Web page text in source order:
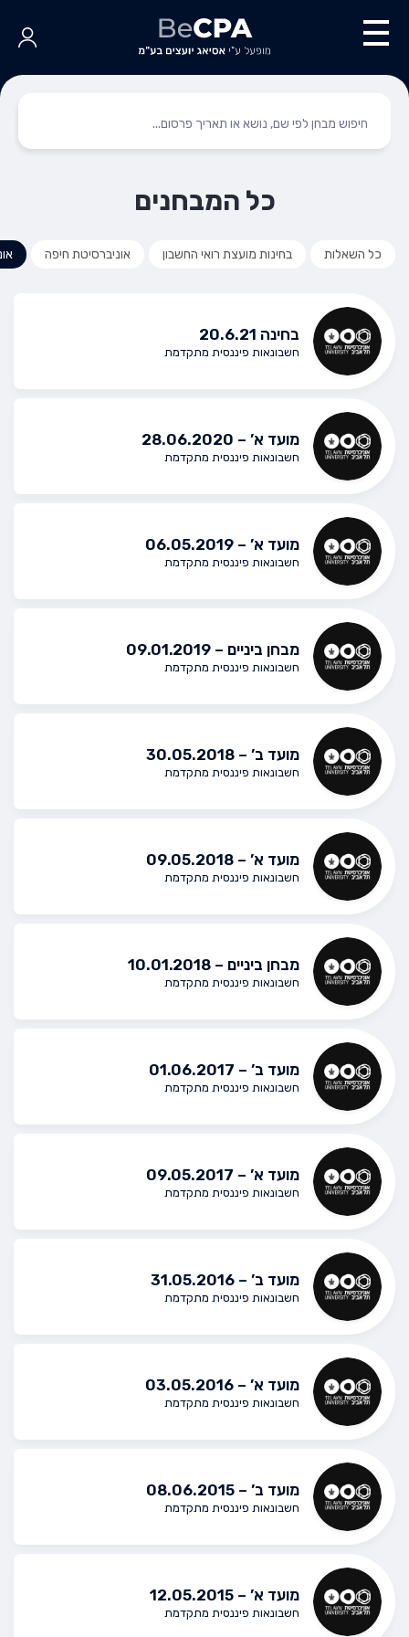
כל המבחנים
כל השאלות בחינות מועצת רואי החשבון אוניברסיטת חיפה
בחינה 20.6.21
חשבונאות פיננסית מתקדמת
מועד א’ – 28.06.2020
חשבונאות פיננסית מתקדמת
מועד א’ – 06.05.2019
חשבונאות פיננסית מתקדמת
מבחן ביניים – 09.01.2019
חשבונאות פיננסית מתקדמת
מועד ב’ – 30.05.2018
חשבונאות פיננסית מתקדמת
מועד א’ – 09.05.2018
חשבונאות פיננסית מתקדמת
מבחן ביניים – 10.01.2018
חשבונאות פיננסית מתקדמת
מועד ב’ – 01.06.2017
חשבונאות פיננסית מתקדמת
מועד א’ – 09.05.2017
חשבונאות פיננסית מתקדמת
מועד ב’ – 31.05.2016
חשבונאות פיננסית מתקדמת
מועד א’ – 03.05.2016
חשבונאות פיננסית מתקדמת
מועד ב’ – 08.06.2015
חשבונאות פיננסית מתקדמת
מועד א’ – 12.05.2015
חשבונאות פיננסית מתקדמת